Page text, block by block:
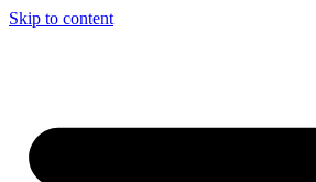
Skip to content